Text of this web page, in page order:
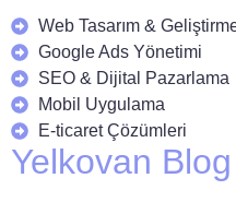
Web Tasarım &
Google Ads Yönetimi
SEO & Dijital Pazarlama
Mobil Uygulama
E-ticaret Çözümleri
Yelkovan Blog